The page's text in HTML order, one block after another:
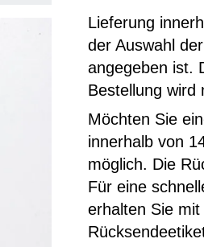
Lieferung
der Auswahl
angegeben ist.
Bestellung wird
Möchten Sie
innerhalb von
möglich. Die
Für eine
erhalten Sie